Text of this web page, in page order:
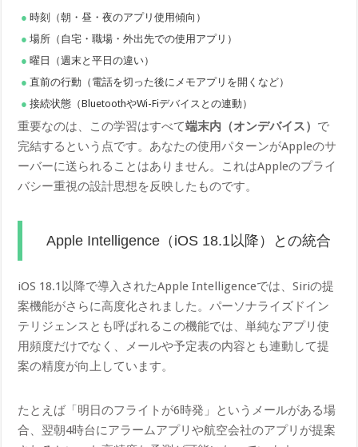
時刻（朝・昼・夜のアプリ使用傾向）
場所（自宅・職場・外出先での使用アプリ）
曜日（週末と平日の違い）
直前の行動（電話を切った後にメモアプリを開くなど）
接続状態（BluetoothやWi-Fiデバイスとの連動）
重要なのは、この学習はすべて端末内（オンデバイス） で
完結するという点です。あなたの使用パターンがAppleのサ
ーバーに送られることはありません。これはAppleのプライ
バシー重視の設計思想を反映したものです。
Apple Intelligence（iOS 18.1以降）との統合
iOS 18.1以降で導入されたApple Intelligenceでは、Siriの提
案機能がさらに高度化されました。パーソナライズドイン
テリジェンスとも呼ばれるこの機能では、単純なアプリ使
用頻度だけでなく、メールや予定表の内容とも連動して提
案の精度が向上しています。
たとえば「明日のフライトが6時発」というメールがある場
合、翌朝4時台にアラームアプリや航空会社のアプリが提案